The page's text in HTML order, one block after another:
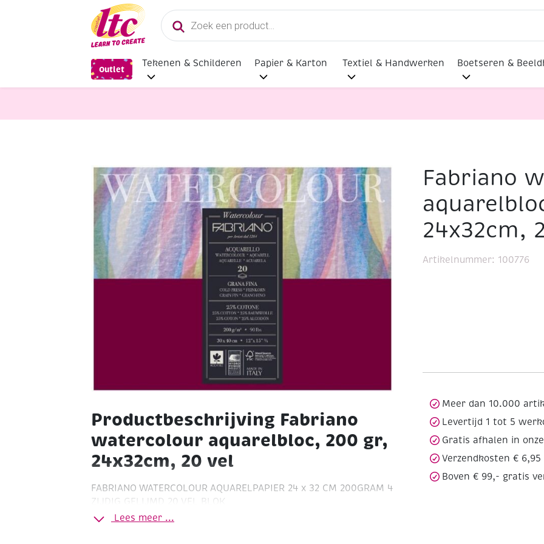
Producten
zoeken
Outlet
Tekenen & Schilderen Papier & Karton Textiel & Handwerken Boetseren &
Papier en Karton Fabriano watercolour aquarelbloc, 200 gr, 24x32cm, 20 vel
Productbeschrijving Fabriano
watercolour aquarelbloc, 200 gr,
24x32cm, 20 vel
FABRIANO WATERCOLOUR AQUARELPAPIER 24 x 32 CM 200GRAM 4
ZIJDIG GELIJMD 20 VEL BLOK
Fabriano’s hoogwaardige studiekwaliteit aquarelpapier
Lees meer ...
Fabriano
24x32cm,
Artikelnummer: 100776
Meer dan 10.000
Levertijd 1 tot 5
Gratis afhalen in
Verzendkosten € 6,95
Boven € 99,- gratis